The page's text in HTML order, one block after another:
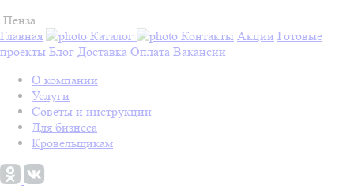
Пенза
Главная
Каталог Контакты Акции Готовые
проекты Блог Доставка Оплата Вакансии
О компании
Услуги
Советы и инструкции
Для бизнеса
Кровельщикам